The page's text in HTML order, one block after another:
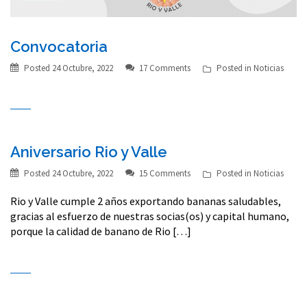
Convocatoria
Posted 24 Octubre, 2022 17 Comments Posted in Noticias
Aniversario Rio y Valle
Posted 24 Octubre, 2022 15 Comments Posted in Noticias
Rio y Valle cumple 2 años exportando bananas saludables,
gracias al esfuerzo de nuestras socias(os) y capital humano,
porque la calidad de banano de Rio […]